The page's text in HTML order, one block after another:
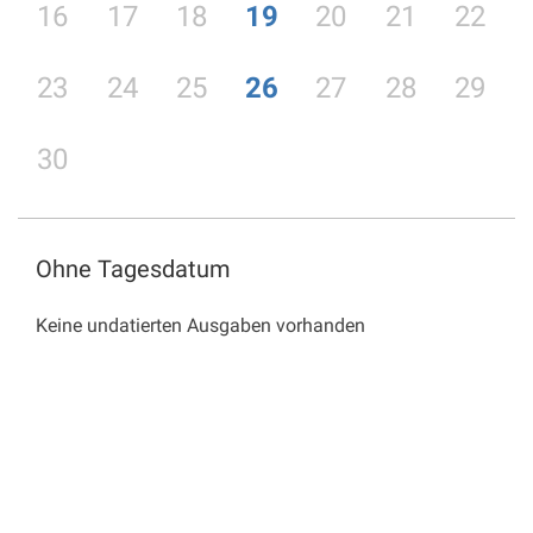
16 17 18 19 20 21 22
23 24 25 26 27 28 29
30
Ohne Tagesdatum
Keine undatierten Ausgaben vorhanden